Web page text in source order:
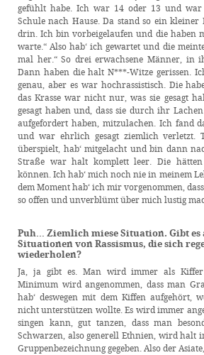
gefühlt habe. Ich war 14 oder 13 und
Schule nach Hause. Da stand so ein
drin. Ich bin vorbeigelaufen und die haben
warte.“ Also hab‘ ich gewartet und die
mal her.“ So drei erwachsene Männer, in
Dann haben die halt N***-Witze gerissen.
genau, aber es war hochrassistisch. Die
das Krasse war nicht nur, was sie gesagt
gesagt haben und, dass sie durch ihr
aufgefordert haben, mitzulachen. Ich fand
und war ehrlich gesagt ziemlich verletzt.
überspielt, hab‘ mitgelacht und bin dann
Straße war halt komplett leer. Die
können. Ich hab‘ mich noch nie in meinem
dem Moment hab‘ ich mir vorgenommen,
so offen und unverblümt über mich lustig
Puh… Ziemlich miese Situation. Gibt
Situationen von Rassismus, die sich
wiederholen?
Ja, ja gibt es. Man wird immer als Kiffer
Minimum wird angenommen, dass man
hab‘ deswegen mit dem Kiffen aufgehört,
nicht unterstützen wollte. Es wird immer
singen kann, gut tanzen, dass man
Schwarzen, also generell Ethnien, wird halt
Gruppenbezeichnung gegeben. Also der